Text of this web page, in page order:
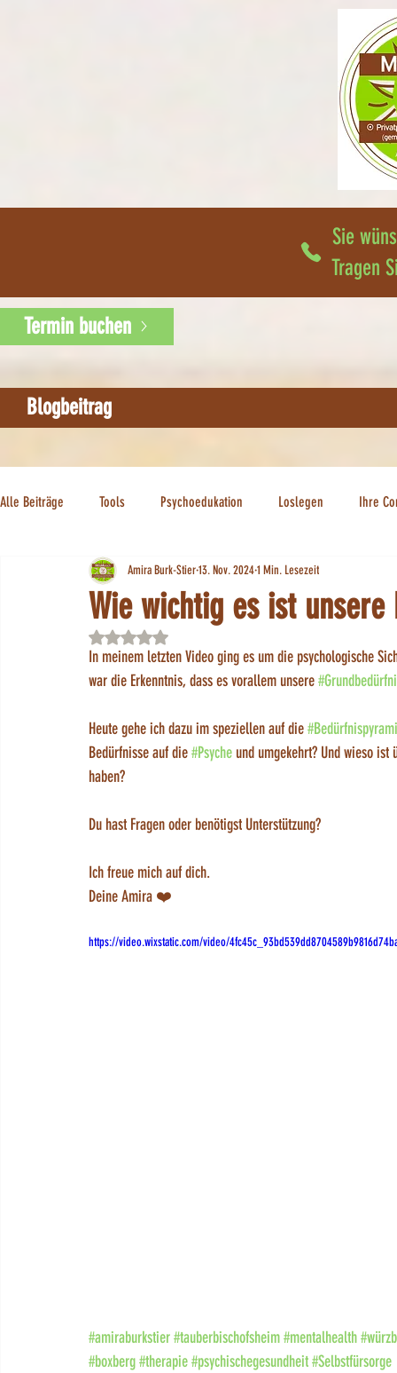
Sie
Tragen
Termin buchen
Blogbeitrag
Alle Beiträge Tools Psychoedukation Loslegen Ihre
Wie wichtig es ist
Amira Burk-Stier13. Nov. 20241 Min. Lesezeit
Mit NaN von 5 Sternen bewertet.
In meinem letzten Video ging es um die psychologische
war die Erkenntnis, dass es vorallem unsere
Heute gehe ich dazu im speziellen auf die
Bedürfnisse auf die #Psyche und umgekehrt? Und wieso
haben?
Du hast Fragen oder benötigst Unterstützung?
Ich freue mich auf dich.
Deine Amira ❤️
https://video.wixstatic.com/video/
#amiraburkstier#tauberbischofsheim#mentalhealth
#boxberg#therapie#psychischegesundheit#Selbstfürsorge